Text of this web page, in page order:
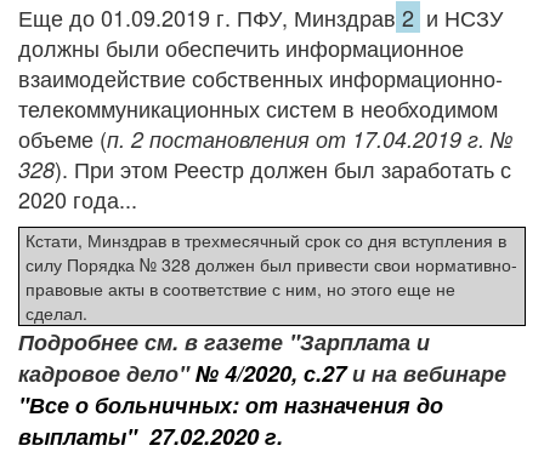
Еще до 01.09.2019 г. ПФУ, Минздрав 2 и НСЗУ
должны были обеспечить информационное
взаимодействие собственных информационно-
телекоммуникационных систем в необходимом
объеме (п. 2 постановления от 17.04.2019 г. №
328). При этом Реестр должен был заработать с
2020 года...
Кстати, Минздрав в трехмесячный срок со дня вступления в
силу Порядка № 328 должен был привести свои нормативно-
правовые акты в соответствие с ним, но этого еще не
сделал.
Подробнее см. вгазете "Зарплата и
кадровое дело"№ 4/2020, с.27и на вебинаре
"Все о больничных: от назначения до
выплаты​" 27.02.2020 г.